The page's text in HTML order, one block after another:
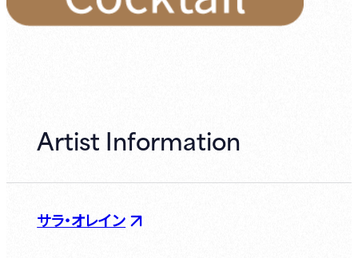
Artist Information
サラ・オレイン